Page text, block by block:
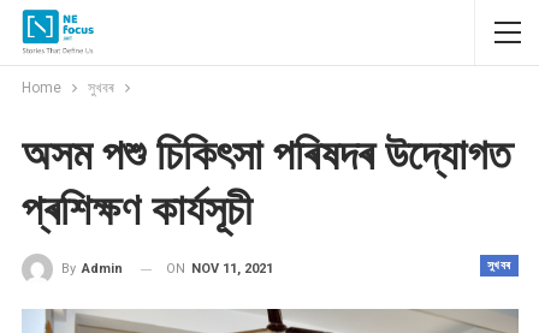
Home সুখবৰ
অসম পশু চিকিৎসা পৰিষদৰ উদ্যোগত
প্ৰশিক্ষণ কাৰ্যসূচী
সুখবৰ
By Admin ON NOV 11, 2021